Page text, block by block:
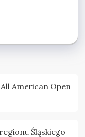
American Open
Śląskiego